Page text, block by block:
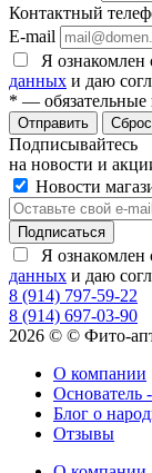
Контактный
E-mail
Я ознакомлен
данных и даю
* — обязательные
Подписывайтесь
на новости и
Новости
Я ознакомлен
данных и даю
8 (914) 797-59-22
8 (914) 697-03-90
2026 © © Фито-
О компании
Основатель
Блог о
Отзывы